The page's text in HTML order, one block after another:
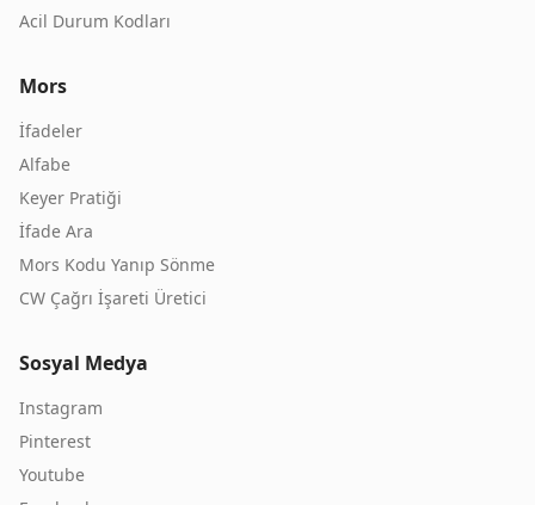
Acil Durum Kodları
Mors
İfadeler
Alfabe
Keyer Pratiği
İfade Ara
Mors Kodu Yanıp Sönme
CW Çağrı İşareti Üretici
Sosyal Medya
Instagram
Pinterest
Youtube